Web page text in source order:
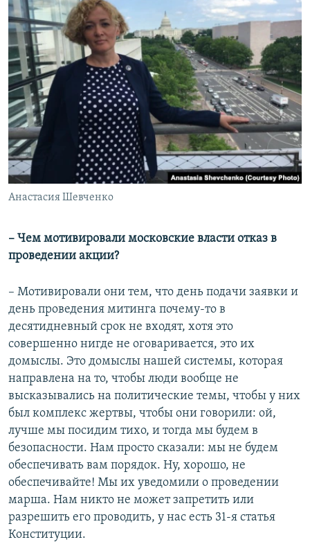
Анастасия Шевченко
– Чем мотивировали московские власти отказ в
проведении акции?
– Мотивировали они тем, что день подачи заявки и
день проведения митинга почему-то в
десятидневный срок не входят, хотя это
совершенно нигде не оговаривается, это их
домыслы. Это домыслы нашей системы, которая
направлена на то, чтобы люди вообще не
высказывались на политические темы, чтобы у них
был комплекс жертвы, чтобы они говорили: ой,
лучше мы посидим тихо, и тогда мы будем в
безопасности. Нам просто сказали: мы не будем
обеспечивать вам порядок. Ну, хорошо, не
обеспечивайте! Мы их уведомили о проведении
марша. Нам никто не может запретить или
разрешить его проводить, у нас есть 31-я статья
Конституции.